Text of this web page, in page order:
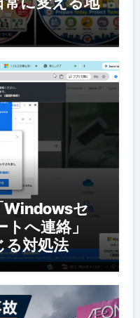
Windowsセ
へ連絡」
る対処法